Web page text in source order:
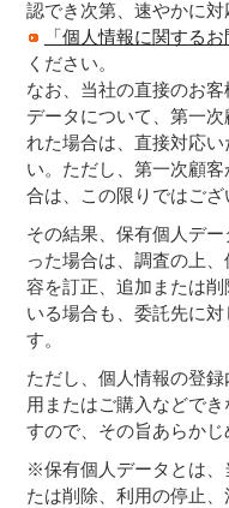
認でき次第、速やかに対
「個人情報に関する
ください。
なお、当社の直接のお
データについて、第一
れた場合は、直接対応
い。ただし、第一次顧
合は、この限りではござ
その結果、保有個人デ
った場合は、調査の上
容を訂正、追加または
いる場合も、委託先に
す。
ただし、個人情報の登
用またはご購入などで
すので、その旨あらかじ
※保有個人データとは、
たは削除、利用の停止